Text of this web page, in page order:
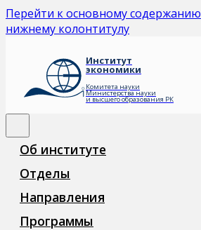
Перейти к основному содержанию
нижнему колонтитулу
Институт
экономики
Комитета науки
Министерства науки
и высшего образования РК
Об институте
Отделы
Направления
Программы